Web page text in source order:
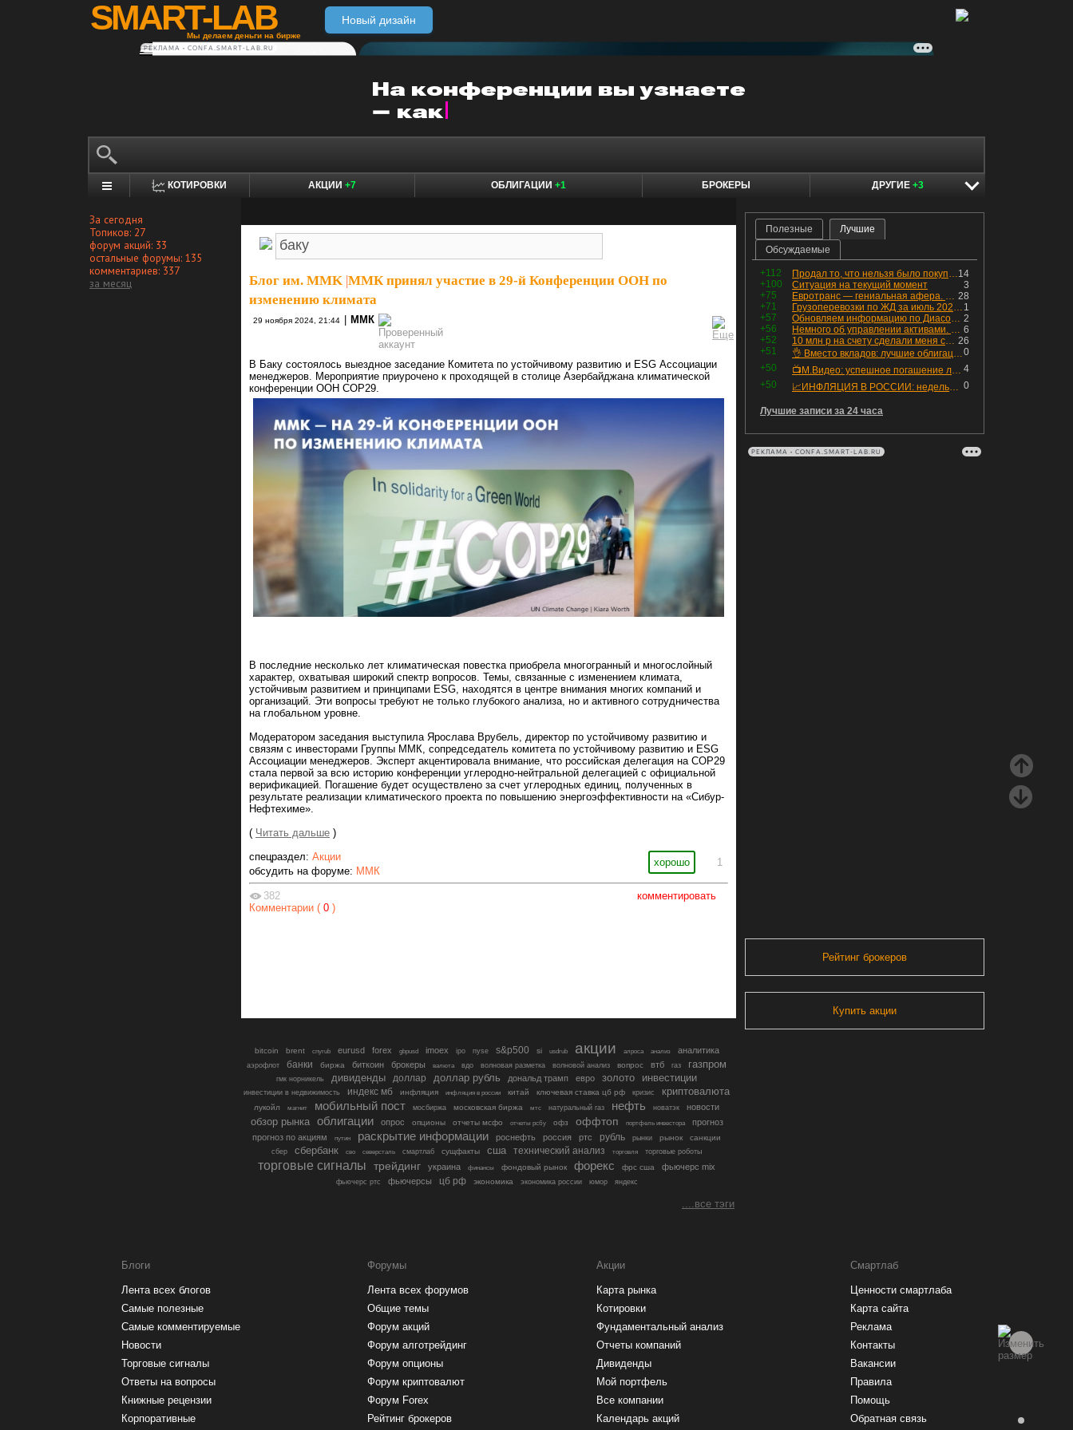
SMART-LAB
Мы делаем деньги на бирже
Новый дизайн
РЕКЛАМА • CONFA.SMART-LAB.RU
КОТИРОВКИ АКЦИИ +7 ОБЛИГАЦИИ +1 БРОКЕРЫ ДРУГИЕ +3
За сегодня
Топиков: 27
форум акций: 33
остальные форумы: 135
комментариев: 337
за месяц
Блог им. MMK ММК принял участие в 29-й Конференции ООН по
изменению климата
29 ноября 2024, 21:44 ММК
В Баку состоялось выездное заседание Комитета по устойчивому развитию и ESG Ассоциации
менеджеров. Мероприятие приурочено к проходящей в столице Азербайджана климатической
конференции ООН COP29.
В последние несколько лет климатическая повестка приобрела многогранный и многослойный
характер, охватывая широкий спектр вопросов. Темы, связанные с изменением климата,
устойчивым развитием и принципами ESG, находятся в центре внимания многих компаний и
организаций. Эти вопросы требуют не только глубокого анализа, но и активного сотрудничества
на глобальном уровне.
Модератором заседания выступила Ярослава Врубель, директор по устойчивому развитию и
связям с инвесторами Группы ММК, сопредседатель комитета по устойчивому развитию и ESG
Ассоциации менеджеров. Эксперт акцентировала внимание, что российская делегация на COP29
стала первой за всю историю конференции углеродно-нейтральной делегацией с официальной
верификацией. Погашение будет осуществлено за счет углеродных единиц, полученных в
результате реализации климатического проекта по повышению энергоэффективности на «Сибур-
Нефтехиме».
( Читать дальше )
хорошо 1
спецраздел: Акции
обсудить на форуме: ММК
комментировать
382
Комментарии ( 0 )
Полезные
Лучшие
Обсуждаемые
+112 14
Продал то, что нельзя было покупать. Изменения в портфеле
+100
3
Ситуация на текущий момент
+75
28
Евротранс — гениальная афера. Собрал с инвесторов денег, выплатил дивидендов больше текущей капитализации и ушёл в дефолт
+71
1
Грузоперевозки по ЖД за июль 2026 г. — четвёртый месяц подряд роста, чёрные металлы на уровне прошлого года, а каменный уголь в плюсе.
+57
2
Обновляем информацию по Диасофту: дивиденды и выкуп
+56
6
Немного об управлении активами. Для заинтересованных
+52
26
10 млн р на счету сделали меня счастливым? Ожидание vs Реальность!
+51
0
👌 Вместо вкладов: лучшие облигации — только супер надёжные
+50
4
📺М.Видео: успешное погашение любимого флоатера
+50
0
📈ИНФЛЯЦИЯ В РОССИИ: недельная дефляция, но в годовом выражении рост 😢
Лучшие записи за 24 часа
РЕКЛАМА • CONFA.SMART-LAB.RU
Рейтинг брокеров
Купить акции
bitcoin brent cnyrub eurusd forex gbpusd imoex ipo nyse s&p500 si usdrub акции алроса анализ аналитика
аэрофлот банки биржа биткоин брокеры валюта вдо волновая разметка волновой анализ вопрос втб газ газпром
гмк норникель дивиденды доллар доллар рубль дональд трамп евро золото инвестиции
инвестиции в недвижимость индекс мб инфляция инфляция в россии китай ключевая ставка цб рф кризис криптовалюта
лукойл магнит мобильный пост мосбиржа московская биржа мтс натуральный газ нефть новатэк новости
обзор рынка облигации опрос опционы отчеты мсфо отчеты рсбу офз оффтоп портфель инвестора
прогноз
прогноз по акциям
путин раскрытие информации роснефть россия ртс рубль рынки рынок санкции
сбер сбербанк сво северсталь смартлаб сущфакты сша технический анализ торговля торговые роботы
торговые сигналы трейдинг украина финансы фондовый рынок форекс фрс сша фьючерс mix
фьючерс ртс фьючерсы цб рф экономика экономика россии юмор яндекс
....все тэги
Блоги
Лента всех блогов
Самые полезные
Самые комментируемые
Новости
Торговые сигналы
Ответы на вопросы
Книжные рецензии
Корпоративные
Форумы
Лента всех форумов
Общие темы
Форум акций
Форум алготрейдинг
Форум опционы
Форум криптовалют
Форум Forex
Рейтинг брокеров
Акции
Карта рынка
Котировки
Фундаментальный анализ
Отчеты компаний
Дивиденды
Мой портфель
Все компании
Календарь акций
Смартлаб
Ценности смартлаба
Карта сайта
Реклама
Контакты
Вакансии
Правила
Помощь
Обратная связь